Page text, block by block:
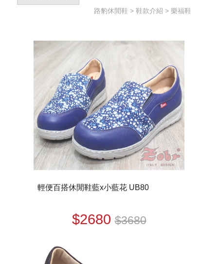
路豹休閒鞋 > 鞋款介紹 > 樂福鞋
輕便百搭休閒鞋藍x小藍花 UB80
$2680$3680